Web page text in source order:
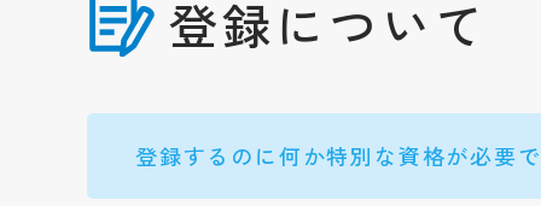
登録について
登録するのに何か特別な資格が必要